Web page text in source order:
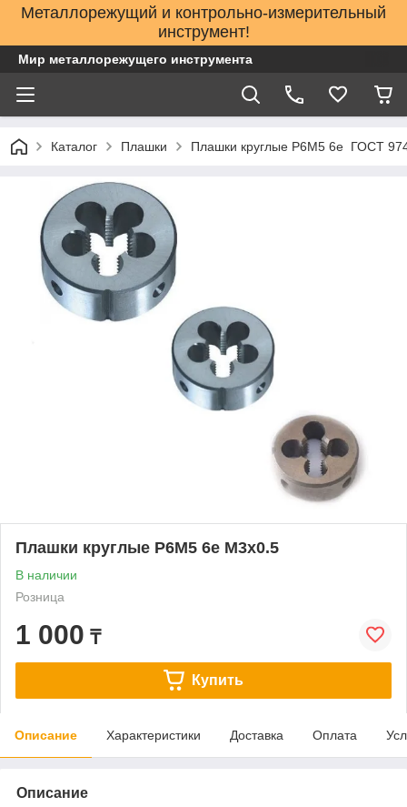
Металлорежущий и контрольно-измерительный
инструмент!
Мир металлорежущего инструмента
Каталог Плашки Плашки круглые Р6М5 6е ГОСТ
Плашки круглые Р6М5 6е М3х0.5
В наличии
Розница
1 000 ₸
Купить
Описание Характеристики Доставка Оплата
Описание